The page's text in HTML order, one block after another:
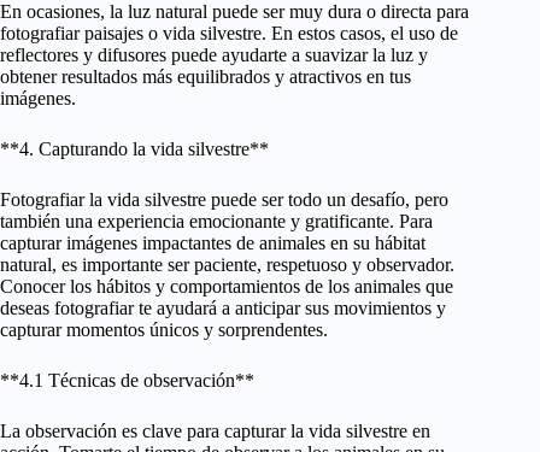
En ocasiones, la luz natural puede ser muy dura o directa para
fotografiar paisajes o vida silvestre. En estos casos, el uso de
reflectores y difusores puede ayudarte a suavizar la luz y
obtener resultados más equilibrados y atractivos en tus
imágenes.
**4. Capturando la vida silvestre**
Fotografiar la vida silvestre puede ser todo un desafío, pero
también una experiencia emocionante y gratificante. Para
capturar imágenes impactantes de animales en su hábitat
natural, es importante ser paciente, respetuoso y observador.
Conocer los hábitos y comportamientos de los animales que
deseas fotografiar te ayudará a anticipar sus movimientos y
capturar momentos únicos y sorprendentes.
**4.1 Técnicas de observación**
La observación es clave para capturar la vida silvestre en